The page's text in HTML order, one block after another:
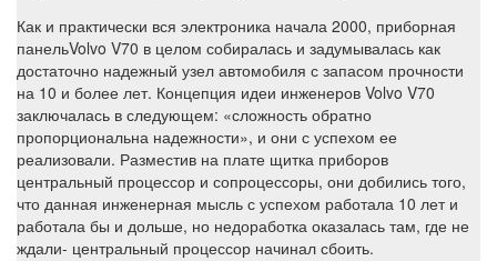
Как и практически вся электроника начала 2000, приборная
панельVolvo V70 в целом собиралась и задумывалась как
достаточно надежный узел автомобиля с запасом прочности
на 10 и более лет. Концепция идеи инженеров Volvo V70
заключалась в следующем: «сложность обратно
пропорциональна надежности», и они с успехом ее
реализовали. Разместив на плате щитка приборов
центральный процессор и сопроцессоры, они добились того,
что данная инженерная мысль с успехом работала 10 лет и
работала бы и дольше, но недоработка оказалась там, где не
ждали- центральный процессор начинал сбоить.